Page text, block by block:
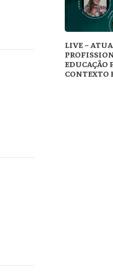
LIVE –
EDUCAÇÃO
CONTEXTO